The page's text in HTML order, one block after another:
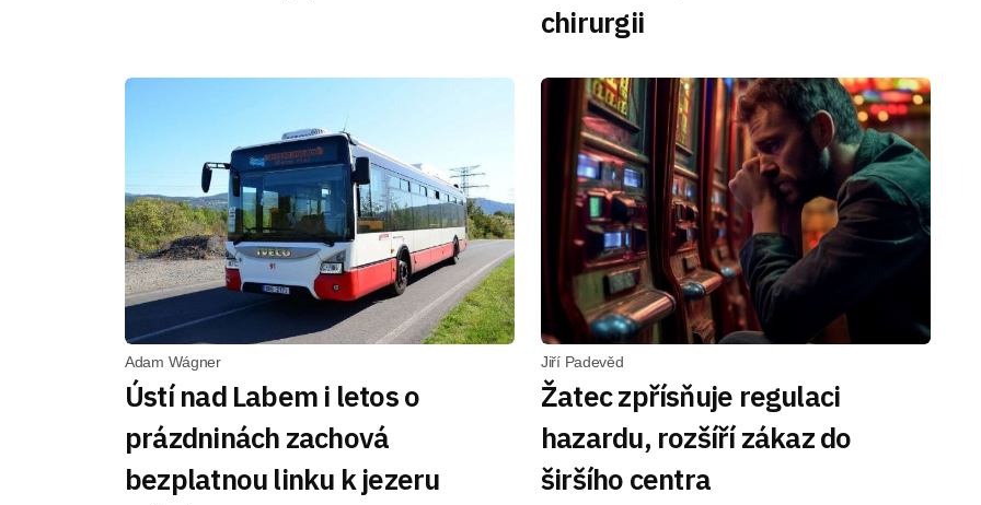
chirurgii
Adam Wágner
Ústí nad Labem i letos o
prázdninách zachová
bezplatnou linku k jezeru
Jiří Padevěd
Žatec zpřísňuje regulaci
hazardu, rozšíří zákaz do
širšího centra